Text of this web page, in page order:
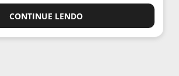
CONTINUE LENDO